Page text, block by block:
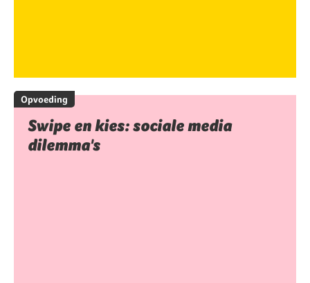
Opvoeding
Swipe en kies: sociale media
dilemma's